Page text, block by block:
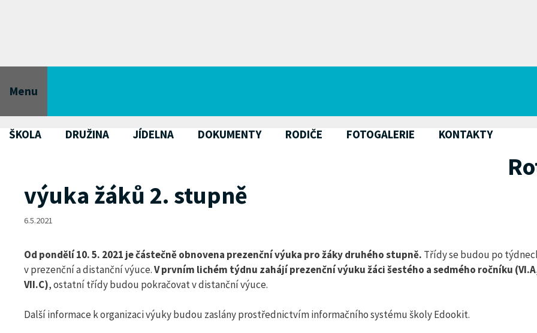
Menu
ŠKOLA DRUŽINA JÍDELNA DOKUMENTY RODIČE FOTOGALERIE KONTAKTY
výuka žáků 2. stupně
6.5.2021
Od pondělí 10. 5. 2021 je částečně obnovena prezenční výuka pro žáky druhého stupně. Třídy se budou po
v prezenční a distanční výuce.V prvním lichém týdnu zahájí prezenční výuku žáci šestého a sedmého ročníku (VI.A,
VII.C), ostatní třídy budou pokračovat v distanční výuce.
Další informace k organizaci výuky budou zaslány prostřednictvím informačního systému školy Edookit.